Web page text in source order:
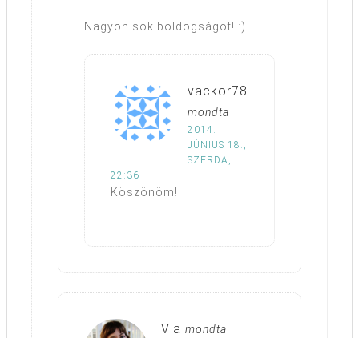
Nagyon sok boldogságot! :)
vackor78
mondta
2014.
JÚNIUS 18.,
SZERDA,
22:36
Köszönöm!
Via mondta